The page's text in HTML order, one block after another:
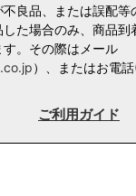
良品、または誤配等
た場合のみ、商品
。その際はメール
）、またはお電
ご利用ガイド